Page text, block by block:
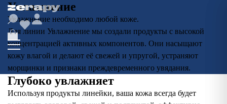
Увлажнение
Увлажнение необходимо любой коже.
Для линии Увлажнение мы создали продукты с высокой
концентрацией активных компонентов. Они насыщают
кожу влагой и делают её свежей и упругой, устраняют
морщинки и признаки преждевременного увядания.
Глубоко увлажняет
Используя продукты линейки, ваша кожа всегда будет